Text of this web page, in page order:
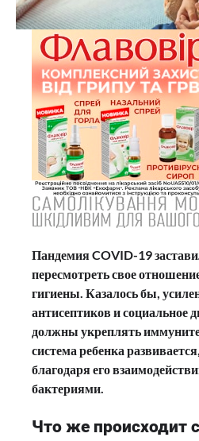
Пандемия COVID-19
пересмотреть свое
гигиены. Казалось бы,
антисептиков и социальное
должны укреплять
система ребенка
благодаря его
бактериями.
Что же происходит